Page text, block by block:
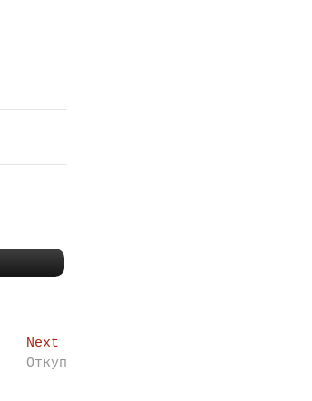
Next
post:
Откуп